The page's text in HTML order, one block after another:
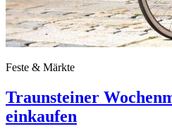
Feste & Märkte
Traunsteiner
einkaufen